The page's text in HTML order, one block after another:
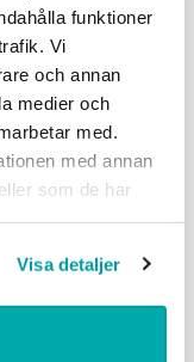
funktioner
Vi
och annan
medier och
med.
med annan
som de har
Visa detaljer